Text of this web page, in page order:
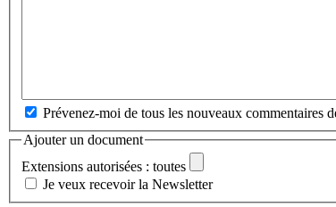
Prévenez-moi de tous les nouveaux commentaires
Ajouter un document
Extensions autorisées : toutes
Je veux recevoir la Newsletter